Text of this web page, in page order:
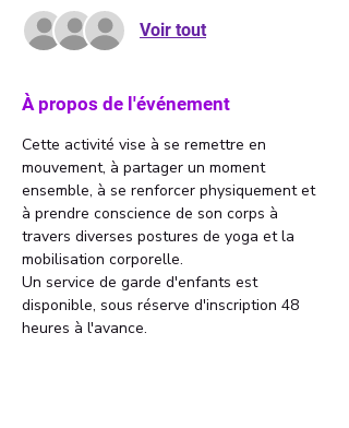
Voir tout
À propos de l'événement
Cette activité vise à se remettre en
mouvement, à partager un moment
ensemble, à se renforcer physiquement et
à prendre conscience de son corps à
travers diverses postures de yoga et la
mobilisation corporelle.
Un service de garde d'enfants est
disponible, sous réserve d'inscription 48
heures à l'avance.